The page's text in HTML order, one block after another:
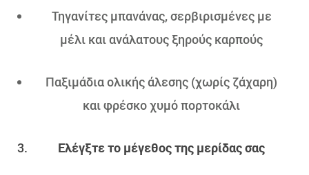
Τηγανίτες μπανάνας, σερβιρισμένες με
μέλι και ανάλατους ξηρούς καρπούς
Παξιμάδια ολικής άλεσης (χωρίς ζάχαρη)
και φρέσκο χυμό πορτοκάλι
Ελέγξτε το μέγεθος της μερίδας σας